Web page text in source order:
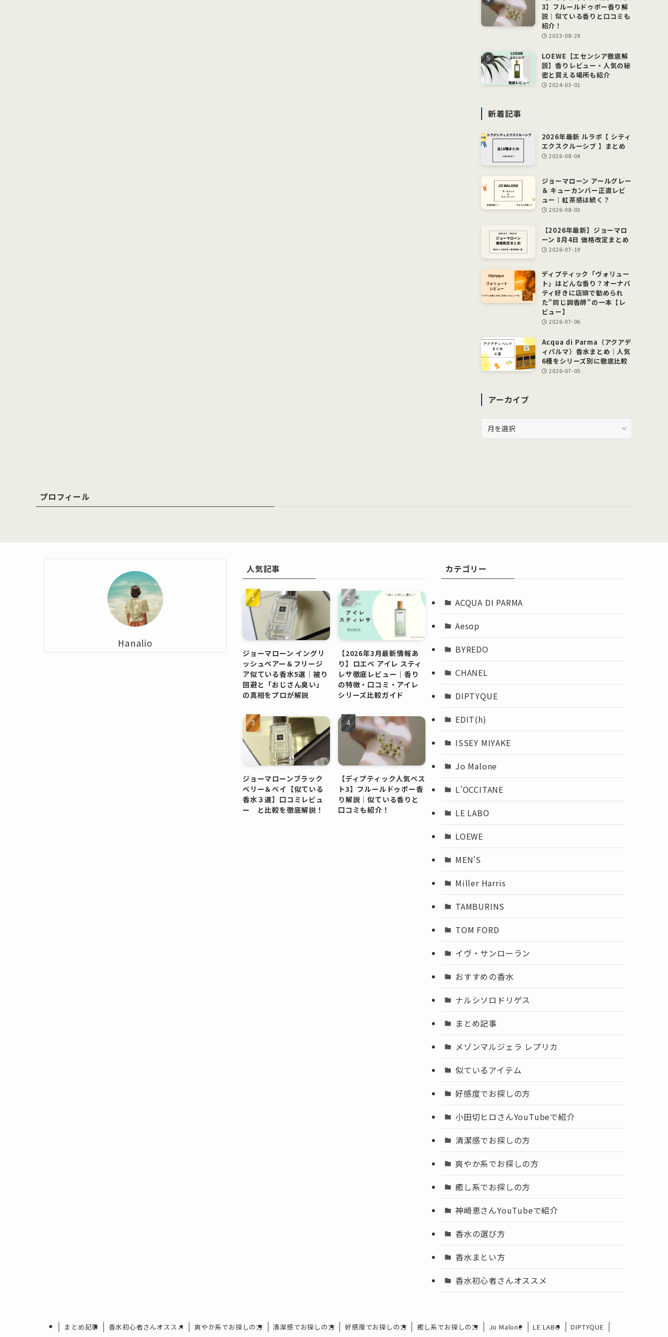
3】フルールドゥポー香り解
説｜似ている香りと口コミも
紹介！
2023-08-29
LOEWE【エセンシア徹底解
説】香りレビュー・人気の秘
密と買える場所も紹介
2024-03-01
新着記事
2026年最新 ルラボ【 シティ
エクスクルーシブ 】まとめ
2026-08-04
ジョーマローン アールグレー
＆ キューカンバー正直レビ
ュー｜紅茶感は続く？
2026-08-03
【2026年最新】ジョーマロ
ーン 8月4日 価格改定まとめ
2026-07-19
ディプティック「ヴォリュー
ト」はどんな香り？オーナバ
ティ好きに店頭で勧められ
た”同じ調香師”の一本【レ
ビュー】
2026-07-06
Acqua di Parma（アクアデ
ィパルマ）香水まとめ｜人気
6種をシリーズ別に徹底比較
2026-07-05
アーカイブ
ー
プロフィール
Hanalio
人気記事
ジョーマローン イングリ
ッシュペアー＆フリージ
ア似ている香水5選｜被り
回避と「おじさん臭い」
の真相をプロが解説
【2026年3月最新情報あ
り】ロエベ アイレ スティ
レサ徹底レビュー｜香り
の特徴・口コミ・アイレ
シリーズ比較ガイド
ジョーマローンブラック
ベリー＆ベイ【似ている
香水３選】口コミレビュ
ー と比較を徹底解説！
【ディプティック人気ベス
ト3】フルールドゥポー香
り解説｜似ている香りと
口コミも紹介！
カテゴリー
ACQUA DI PARMA
Aesop
BYREDO
CHANEL
DIPTYQUE
EDIT(h)
ISSEY MIYAKE
Jo Malone
L’OCCITANE
LE LABO
LOEWE
MEN’S
Miller Harris
TAMBURINS
TOM FORD
イヴ・サンローラン
おすすめの香水
ナルシソロドリゲス
まとめ記事
メゾンマルジェラ レプリカ
似ているアイテム
好感度でお探しの方
小田切ヒロさんYouTubeで紹介
清潔感でお探しの方
爽やか系でお探しの方
癒し系でお探しの方
神崎恵さんYouTubeで紹介
香水の選び方
香水まとい方
香水初心者さんオススメ
まとめ記事 香水初心者さんオススメ 爽やか系でお探しの方 清潔感でお探しの方 好感度でお探しの方 癒し系でお探しの方 Jo Malone LE LABO DIPTYQUE